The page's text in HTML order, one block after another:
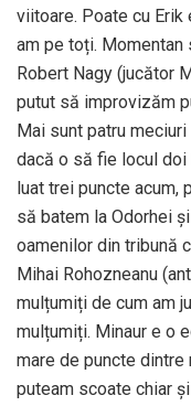
viitoare. Poate cu
am pe toți. Momentan
Robert Nagy (jucător
putut să improvizăm
Mai sunt patru
dacă o să fie locul doi
luat trei puncte acum,
să batem la Odorhei
oamenilor din tribună
Mihai Rohozneanu
mulțumiți de cum am
mulțumiți. Minaur e o
mare de puncte dintre
puteam scoate chiar